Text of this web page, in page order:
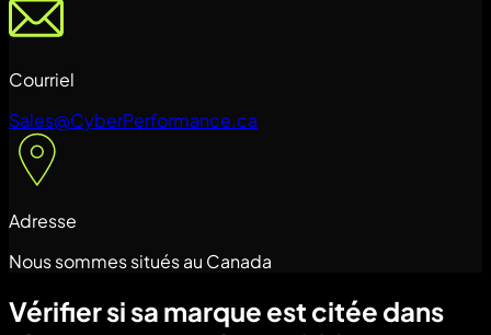
Courriel
Sales@CyberPerformance.ca
Adresse
Nous sommes situés au Canada
Vérifier si sa marque est citée dans